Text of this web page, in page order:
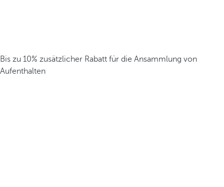
Bis zu 10% zusätzlicher Rabatt für die Ansammlung von
Aufenthalten